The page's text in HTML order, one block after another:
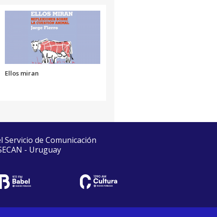
Ellos miran
de Comunicación
- Uruguay